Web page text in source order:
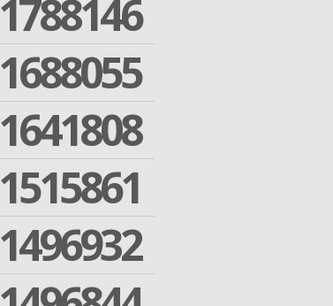
1788146
1688055
1641808
1515861
1496932